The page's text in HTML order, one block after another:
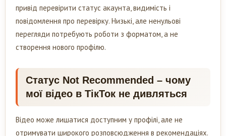
привід перевірити статус акаунта, видимість і
повідомлення про перевірку. Низькі, але ненульові
перегляди потребують роботи з форматом, а не
створення нового профілю.
Статус Not Recommended – чому
мої відео в ТікТок не дивляться
Відео може лишатися доступним у профілі, але не
отримувати широкого розповсюдження в рекомендаціях.